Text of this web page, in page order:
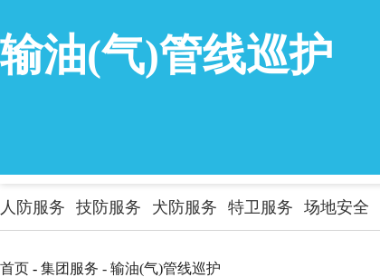
输油(气)管线巡护
人防服务 技防服务 犬防服务 特卫服务 场地安全
首页 - 集团服务 - 输油(气)管线巡护